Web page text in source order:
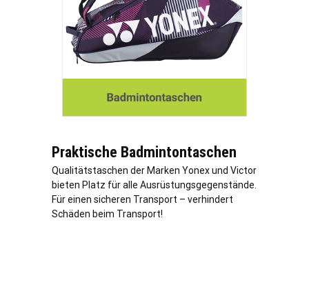
Praktische Badmintontaschen
Qualitätstaschen der Marken Yonex und Victor
bieten Platz für alle Ausrüstungsgegenstände.
Für einen sicheren Transport – verhindert
Schäden beim Transport!